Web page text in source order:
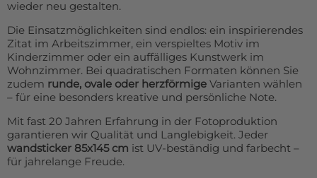
wieder neu gestalten.
Die Einsatzmöglichkeiten sind endlos: ein inspirierendes
Zitat im Arbeitszimmer, ein verspieltes Motiv im
Kinderzimmer oder ein auffälliges Kunstwerk im
Wohnzimmer. Bei quadratischen Formaten können Sie
zudem runde, ovale oder herzförmige Varianten wählen
– für eine besonders kreative und persönliche Note.
Mit fast 20 Jahren Erfahrung in der Fotoproduktion
garantieren wir Qualität und Langlebigkeit. Jeder
wandsticker 85x145 cm ist UV-beständig und farbecht –
für jahrelange Freude.